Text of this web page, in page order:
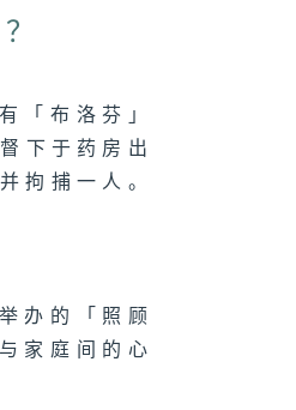
「布洛芬」
下于药房出
拘捕一人。
办的「照顾
家庭间的心